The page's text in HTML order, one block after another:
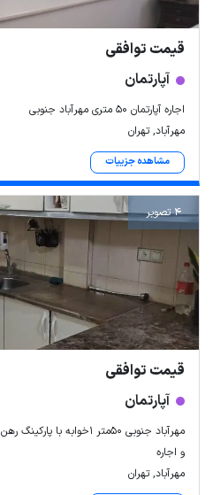
قیمت توافقی
آپارتمان
اجاره آپارتمان ۵۰ متری مهرآباد جنوبی
مهرآباد, تهران
مشاهده جزییات
4 تصویر
قیمت توافقی
آپارتمان
مهرآباد جنوبی ۵۰متر ۱خوابه با پارکینگ رهن
و اجاره
مهرآباد, تهران